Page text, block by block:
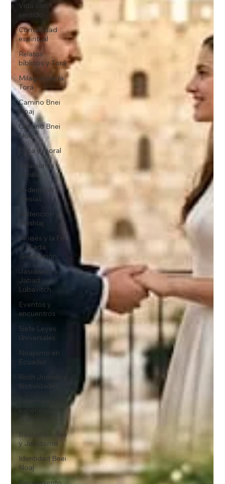
Vida con
sentido
Comunidad
espiritual
Relatos
bíblicos y Torá
Milagros en la
Torá
Camino Bnei
Noaj
Camino Bnei
Noaj
Ética y moral
Relaciones y
familia
Redención y
Mesías
Redención y
Mashíaj
Moisés y la Fe
en Cada
Generación
Jasidismo y
Jabad
Lubavitch
Eventos y
encuentros
Siete Leyes
Universales
Noajismo en
Ecuador
Rosh Jodesh y
festividades
experiencias
Baal Shem Tov
y Jasidismo
Identidad Bnei
Noaj